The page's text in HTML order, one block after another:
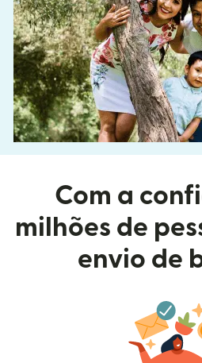
Com a
milhões de
envio de